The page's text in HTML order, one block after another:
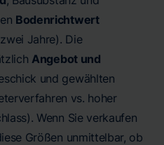
Bodenrichtwert
Jahre). Die
Angebot und
und gewählten
vs. hoher
Wenn Sie verkaufen
Größen unmittelbar, ob